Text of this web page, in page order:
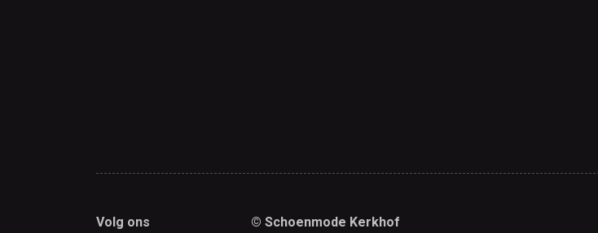
Volg ons © Schoenmode Kerkhof